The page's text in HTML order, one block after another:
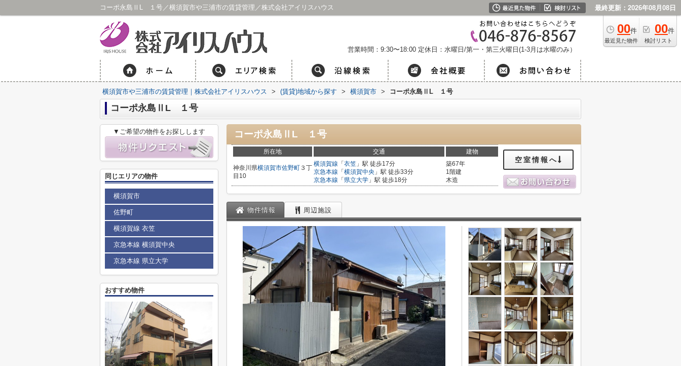
コーポ永島ⅡL １号／横須賀市や三浦市の賃貸管理／株式会社アイリスハウス 最終更新：2026年08月08日
00件
最近見た物件
00件
検討リスト
営業時間：9:30〜18:00 定休日：水曜日/第一・第三火曜日(1-3月は水曜のみ）
横須賀市や三浦市の賃貸管理｜株式会社アイリスハウス > (賃貸)地域から探す > 横須賀市 > コーポ永島ⅡL １号
コーポ永島ⅡL １号
コーポ永島ⅡL １号
所在地 交通 建物
神奈川県横須賀市佐野町 ３丁
目10
横須賀線 「 衣笠 」駅 徒歩17分
京急本線 「 横須賀中央 」駅 徒歩33分
京急本線 「 県立大学 」駅 徒歩18分
築67年
1階建
木造
空室情報へ
物件情報 周辺施設
▼ご希望の物件をお探しします
同じエリアの物件
横須賀市
佐野町
横須賀線 衣笠
京急本線 横須賀中央
京急本線 県立大学
おすすめ物件